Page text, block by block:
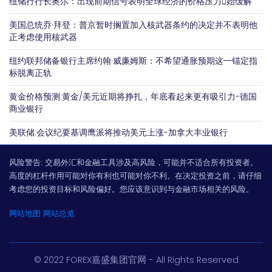
美国总统乔·拜登：普京暂时搁置加入核武器条约的决定并不表明他
正考虑使用核武器
纽约联邦储备银行主席约翰·威廉姆斯：不希望通胀预期这一锚定指
标脱离正轨
黄金价格预测:黄金/美元近期将挣扎，年底看起来更有吸引力-德国
商业银行
美联储:会议纪要基调鹰派将推动美元上涨-加拿大丰业银行
风险警告: 交易外汇和金融工具涉及高风险，可能并不适合所有投资者。
高度的杠杆作用可能对你有利也可能对你不利。在决定投资之前，请仔细
考虑您的投资目标和风险偏好。您应该意识到与金融市场相关的风险。
网站地图 网站总览
© 2022 FOREX嘉盛集团官网 - All Rights Reserved